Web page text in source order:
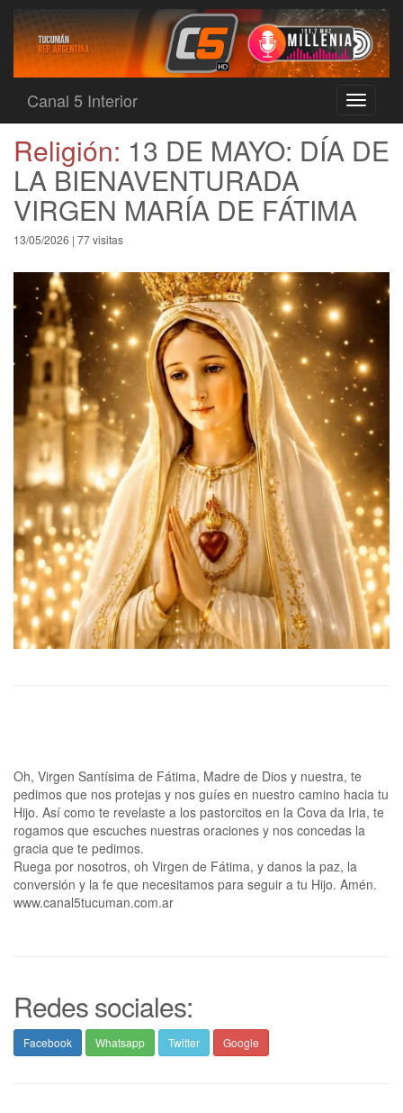
Toggle
Canal 5 Interior
Religión: 13 DE MAYO: DÍA DE
LA BIENAVENTURADA
VIRGEN MARÍA DE FÁTIMA
13/05/2026 | 77 visitas
Oh, Virgen Santísima de Fátima, Madre de Dios y nuestra, te
pedimos que nos protejas y nos guíes en nuestro camino hacia tu
Hijo. Así como te revelaste a los pastorcitos en la Cova da Iria, te
rogamos que escuches nuestras oraciones y nos concedas la
gracia que te pedimos.
Ruega por nosotros, oh Virgen de Fátima, y danos la paz, la
conversión y la fe que necesitamos para seguir a tu Hijo. Amén.
www.canal5tucuman.com.ar
Redes sociales:
Facebook Whatsapp Twitter Google